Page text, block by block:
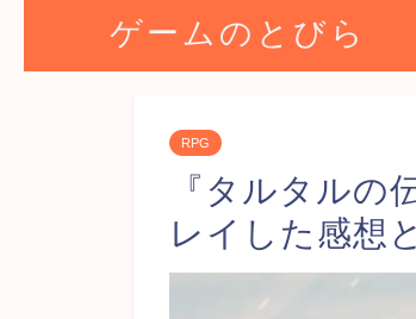
ゲームのとびら
RPG
『タルタルの
レイした感想